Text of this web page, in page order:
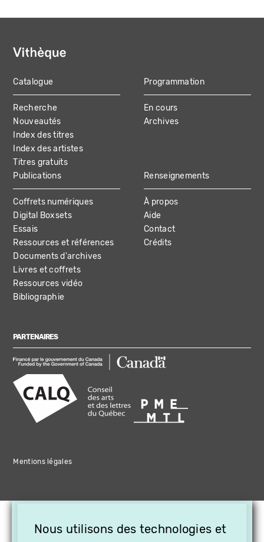
MAIN
NAVIGATION
Catalogue
Recherche
Nouveautés
Index des titres
Index des artistes
Titres gratuits
Programmation
En cours
Archives
Publications
Coffrets numériques
Digital Boxsets
Essais
Ressources et références
Documents d'archives
Livres et coffrets
Ressources vidéo
Bibliographie
Renseignements
À propos
Aide
Contact
Crédits
PARTENAIRES
Mentions légales
Nous utilisons des technologies et
OFFREZ LA VIDÉO EN